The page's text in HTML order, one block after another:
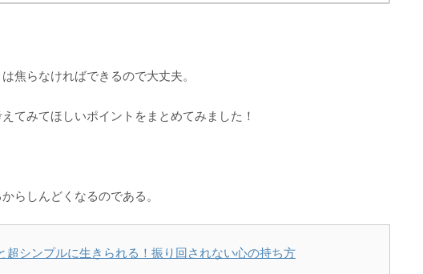
焦らなければできるので大丈夫。
てみてほしいポイントをまとめてみました！
らしんどくなるのである。
超シンプルに生きられる！振り回されない心の持ち方